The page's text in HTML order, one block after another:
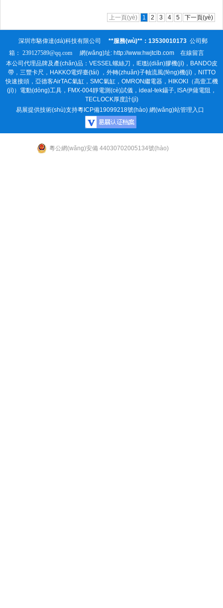
上一頁(yè) 1 2 3 4 5 下一頁(yè)
深圳市駱偉達(dá)科技有限公司 **服務(wù)**：13530010173 公司郵
箱： 239127589@qq.com 網(wǎng)址: http://www.hwjtclb.com
在線留言
本公司代理品牌及產(chǎn)品： VESSEL螺絲刀 ， IEI點(diǎn)膠機(jī)， BANDO皮
帶， 三豐卡尺 ， HAKKO電焊臺(tái) ， 外轉(zhuǎn)子軸流風(fēng)機(jī)， NITTO
快速接頭， 亞德客AirTAC氣缸， SMC氣缸， OMRON繼電器， HIKOKI（高壹工機
(jī)）電動(dòng)工具， FMX-004靜電測(cè)試儀， ideal-tek鑷子, ISA伊薩電阻 ，
TECLOCK厚度計(jì)
易展提供技術(shù)支持粵ICP備19099218號(hào) 網(wǎng)站管理入口
粵公網(wǎng)安備 44030702005134號(hào)